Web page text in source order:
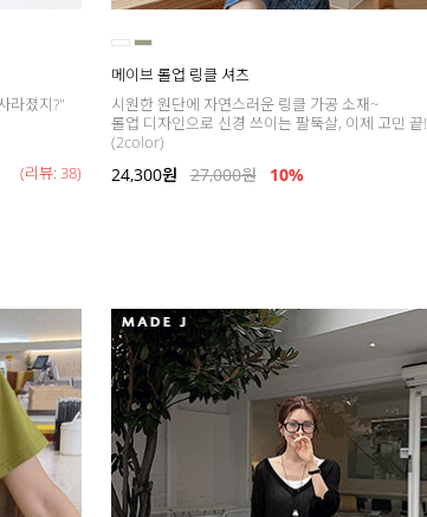
라졌지?"
(리뷰: 38)
메이브 롤업 링클 셔츠
시원한 원단에 자연스러운 링클 가공 소재~
롤업 디자인으로 신경 쓰이는 팔뚝살, 이제 고민 끝!
(2color)
24,300원 27,000원 10%